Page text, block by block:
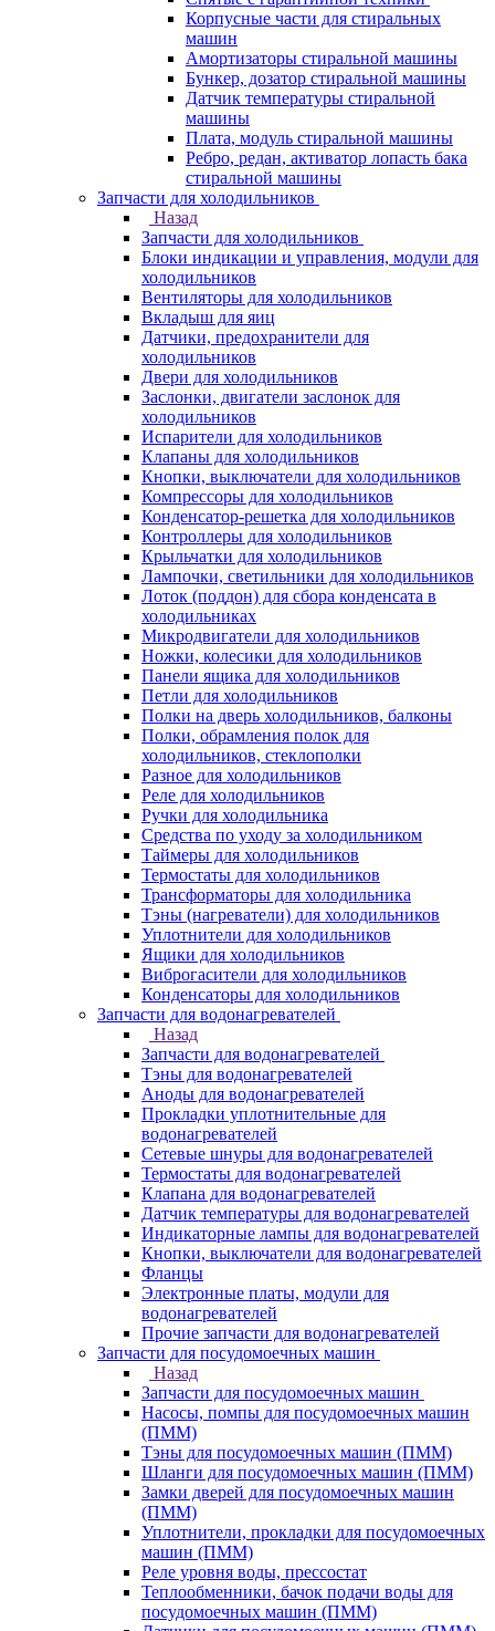
Корпусные части для стиральных
машин
Амортизаторы стиральной машины
Бункер, дозатор стиральной машины
Датчик температуры стиральной
машины
Плата, модуль стиральной машины
Ребро, редан, активатор лопасть бака
стиральной машины
Запчасти для холодильников
Назад
Запчасти для холодильников
Блоки индикации и управления, модули для
холодильников
Вентиляторы для холодильников
Вкладыш для яиц
Датчики, предохранители для
холодильников
Двери для холодильников
Заслонки, двигатели заслонок для
холодильников
Испарители для холодильников
Клапаны для холодильников
Кнопки, выключатели для холодильников
Компрессоры для холодильников
Конденсатор-решетка для холодильников
Контроллеры для холодильников
Крыльчатки для холодильников
Лампочки, светильники для холодильников
Лоток (поддон) для сбора конденсата в
холодильниках
Микродвигатели для холодильников
Ножки, колесики для холодильников
Панели ящика для холодильников
Петли для холодильников
Полки на дверь холодильников, балконы
Полки, обрамления полок для
холодильников, стеклополки
Разное для холодильников
Реле для холодильников
Ручки для холодильника
Средства по уходу за холодильником
Таймеры для холодильников
Термостаты для холодильников
Трансформаторы для холодильника
Тэны (нагреватели) для холодильников
Уплотнители для холодильников
Ящики для холодильников
Виброгасители для холодильников
Конденсаторы для холодильников
Запчасти для водонагревателей
Назад
Запчасти для водонагревателей
Тэны для водонагревателей
Аноды для водонагревателей
Прокладки уплотнительные для
водонагревателей
Сетевые шнуры для водонагревателей
Термостаты для водонагревателей
Клапана для водонагревателей
Датчик температуры для водонагревателей
Индикаторные лампы для водонагревателей
Кнопки, выключатели для водонагревателей
Фланцы
Электронные платы, модули для
водонагревателей
Прочие запчасти для водонагревателей
Запчасти для посудомоечных машин
Назад
Запчасти для посудомоечных машин
Насосы, помпы для посудомоечных машин
(ПММ)
Тэны для посудомоечных машин (ПММ)
Шланги для посудомоечных машин (ПММ)
Замки дверей для посудомоечных машин
(ПММ)
Уплотнители, прокладки для посудомоечных
машин (ПММ)
Реле уровня воды, прессостат
Теплообменники, бачок подачи воды для
посудомоечных машин (ПММ)